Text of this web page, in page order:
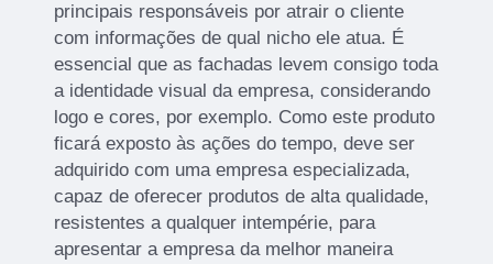
principais responsáveis por atrair o cliente
com informações de qual nicho ele atua. É
essencial que as fachadas levem consigo toda
a identidade visual da empresa, considerando
logo e cores, por exemplo. Como este produto
ficará exposto às ações do tempo, deve ser
adquirido com uma empresa especializada,
capaz de oferecer produtos de alta qualidade,
resistentes a qualquer intempérie, para
apresentar a empresa da melhor maneira